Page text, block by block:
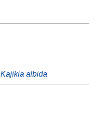
Kajikia albida